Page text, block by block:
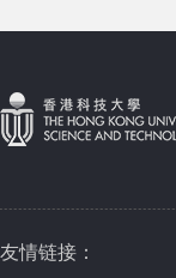
友情链接：